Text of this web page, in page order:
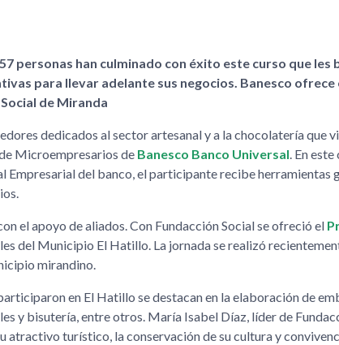
personas han culminado con éxito este curso que
para llevar adelante sus negocios. Banesco
de Miranda
dedicados al sector artesanal y a la chocolatería que
Microempresarios de Banesco Banco Universal. En
Empresarial del banco, el participante recibe herramientas
el apoyo de aliados. Con Fundacción Social se ofreció el
del Municipio El Hatillo. La jornada se realizó
mirandino.
en El Hatillo se destacan en la elaboración de
y bisutería, entre otros. María Isabel Díaz, líder de
atractivo turístico, la conservación de su cultura y